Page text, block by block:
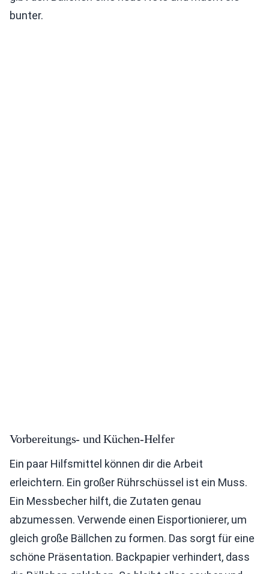
bunter.
Vorbereitungs- und Küchen-Helfer
Ein paar Hilfsmittel können dir die Arbeit
erleichtern. Ein großer Rührschüssel ist ein Muss.
Ein Messbecher hilft, die Zutaten genau
abzumessen. Verwende einen Eisportionierer, um
gleich große Bällchen zu formen. Das sorgt für eine
schöne Präsentation. Backpapier verhindert, dass